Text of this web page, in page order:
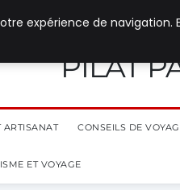
PILAT
ARTISANAT CONSEILS DE
ET VOYAGE
expérience de